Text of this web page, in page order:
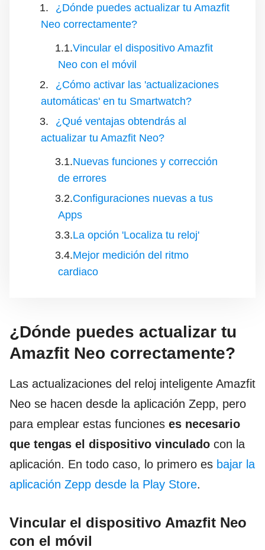
¿Dónde puedes actualizar tu Amazfit
Neo correctamente?
Vincular el dispositivo Amazfit
Neo con el móvil
¿Cómo activar las 'actualizaciones
automáticas' en tu Smartwatch?
¿Qué ventajas obtendrás al
actualizar tu Amazfit Neo?
Nuevas funciones y corrección
de errores
Configuraciones nuevas a tus
Apps
La opción 'Localiza tu reloj'
Mejor medición del ritmo
cardiaco
¿Dónde puedes actualizar tu
Amazfit Neo correctamente?
Las actualizaciones del reloj inteligente Amazfit
Neo se hacen desde la aplicación Zepp, pero
para emplear estas funciones es necesario
que tengas el dispositivo vinculado con la
aplicación. En todo caso, lo primero es bajar la
aplicación Zepp desde la Play Store.
Vincular el dispositivo Amazfit Neo
con el móvil